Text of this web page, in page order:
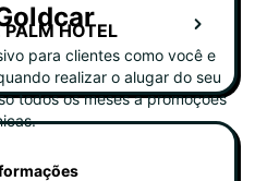
HOTEL
para clientes como você e
realizar o alugar do seu
todos os meses a promoções